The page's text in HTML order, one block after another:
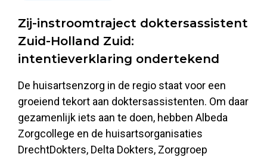
Zij-instroomtraject doktersassistent
Zuid-Holland Zuid:
intentieverklaring ondertekend
De huisartsenzorg in de regio staat voor een
groeiend tekort aan doktersassistenten. Om daar
gezamenlijk iets aan te doen, hebben Albeda
Zorgcollege en de huisartsorganisaties
DrechtDokters, Delta Dokters, Zorggroep